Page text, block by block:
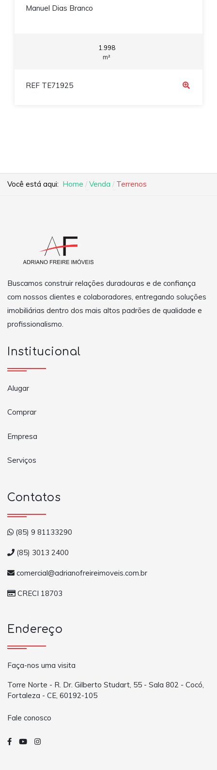
Manuel Dias Branco
1.998
m²
REF TE71925
Você está aqui: Home Venda Terrenos
Buscamos construir relações duradouras e de confiança
com nossos clientes e colaboradores, entregando soluções
imobiliárias dentro dos mais altos padrões de qualidade e
profissionalismo.
Institucional
Alugar
Comprar
Empresa
Serviços
Contatos
(85) 9 81133290
(85) 3013 2400
comercial@adrianofreireimoveis.com.br
CRECI 18703
Endereço
Faça-nos uma visita
Torre Norte - R. Dr. Gilberto Studart, 55 - Sala 802 - Cocó,
Fortaleza - CE, 60192-105
Fale conosco